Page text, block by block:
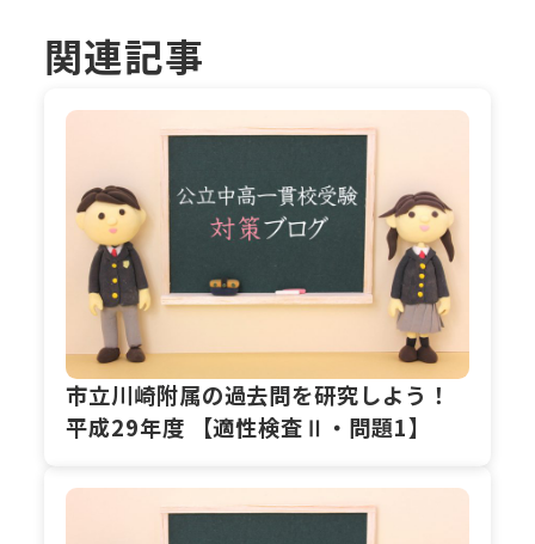
関連記事
市立川崎附属の過去問を研究しよう！
平成29年度 【適性検査Ⅱ・問題1】